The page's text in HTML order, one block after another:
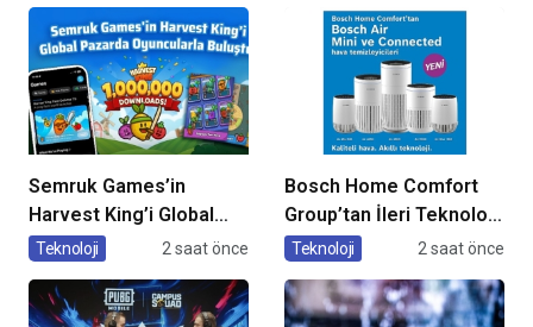
Semruk Games’in
Harvest King’i Global
Pazarda Oyuncularla
Teknoloji 2 saat önce
Bosch Home Comfort
Group’tan İleri Teknoloji
Hava Temizleme
Teknoloji 2 saat önce